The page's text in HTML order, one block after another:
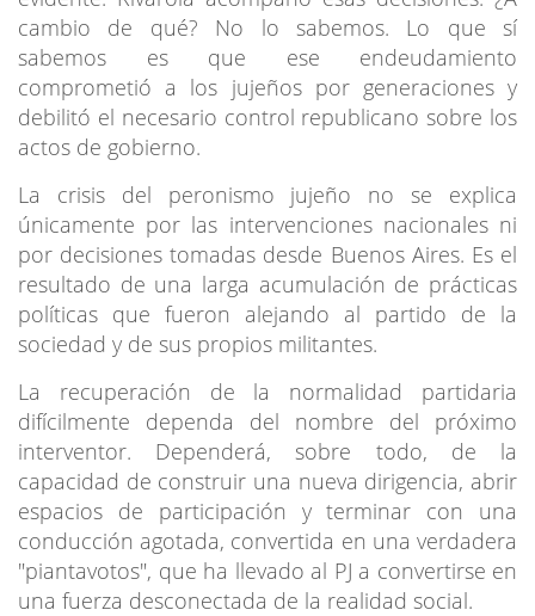
cambio de qué? No lo sabemos. Lo que sí
sabemos es que ese endeudamiento
comprometió a los jujeños por generaciones y
debilitó el necesario control republicano sobre los
actos de gobierno.
La crisis del peronismo jujeño no se explica
únicamente por las intervenciones nacionales ni
por decisiones tomadas desde Buenos Aires. Es el
resultado de una larga acumulación de prácticas
políticas que fueron alejando al partido de la
sociedad y de sus propios militantes.
La recuperación de la normalidad partidaria
difícilmente dependa del nombre del próximo
interventor. Dependerá, sobre todo, de la
capacidad de construir una nueva dirigencia, abrir
espacios de participación y terminar con una
conducción agotada, convertida en una verdadera
"piantavotos", que ha llevado al PJ a convertirse en
una fuerza desconectada de la realidad social.